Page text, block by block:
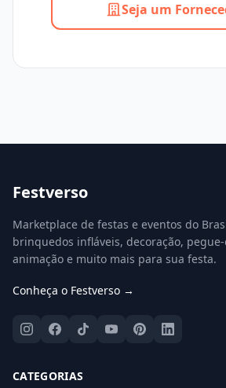
Seja um
Festverso
Marketplace de festas e eventos do
brinquedos infláveis, decoração,
animação e muito mais para sua festa.
Conheça o Festverso →
CATEGORIAS